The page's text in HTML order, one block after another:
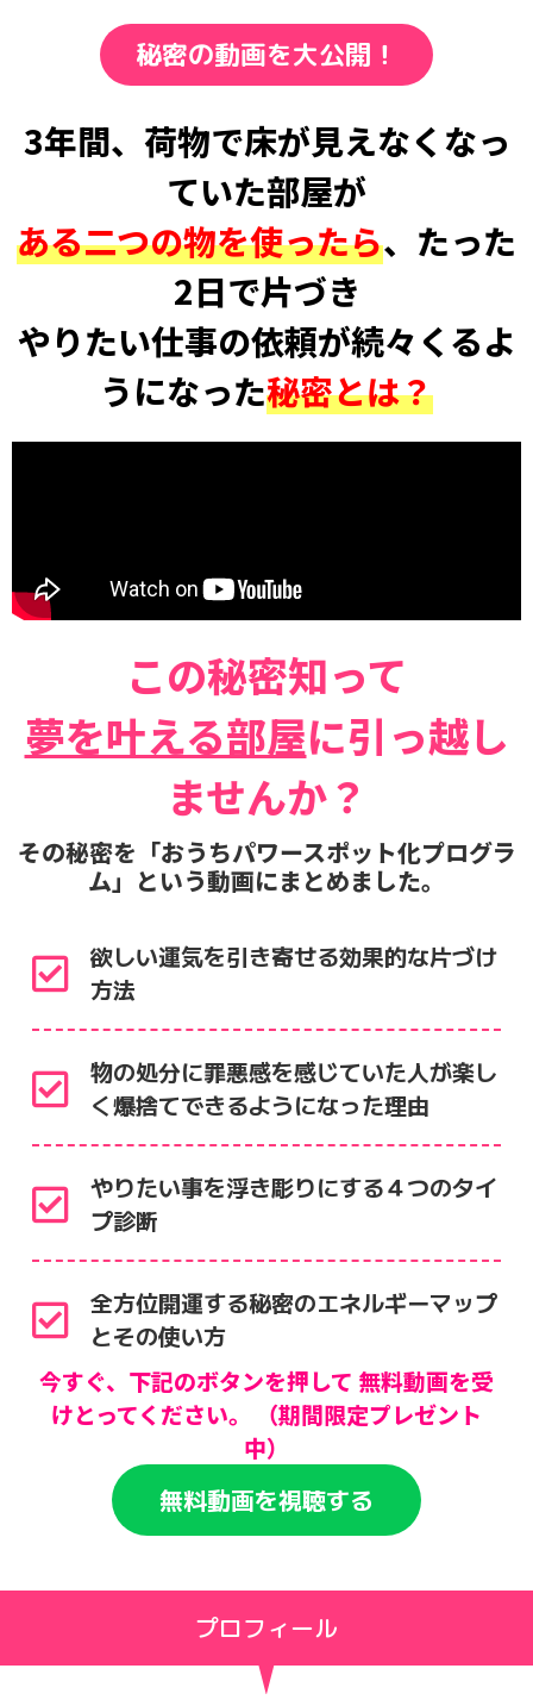
秘密の動画を大公開！
3年間、荷物で床が見えなくなっ
ていた部屋が
ある二つの物を使ったら、たった
2日で片づき
やりたい仕事の依頼が続々くるよ
うになった秘密とは？
この秘密知って
夢を叶える部屋に引っ越し
ませんか？
その秘密を「おうちパワースポット化プログラ
ム」という動画にまとめました。
欲しい運気を引き寄せる効果的な片づけ
方法
物の処分に罪悪感を感じていた人が楽し
く爆捨てできるようになった理由
やりたい事を浮き彫りにする４つのタイ
プ診断
全方位開運する秘密のエネルギーマップ
とその使い方
今すぐ、下記のボタンを押して 無料動画を受
けとってください。 （期間限定プレゼント
中）
無料動画を視聴する
プロフィール